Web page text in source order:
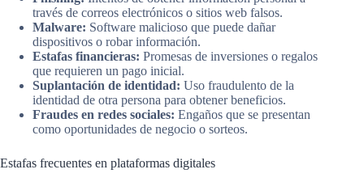
través de correos electrónicos o sitios web falsos.
Malware: Software malicioso que puede dañar
dispositivos o robar información.
Estafas financieras: Promesas de inversiones o regalos
que requieren un pago inicial.
Suplantación de identidad: Uso fraudulento de la
identidad de otra persona para obtener beneficios.
Fraudes en redes sociales: Engaños que se presentan
como oportunidades de negocio o sorteos.
Estafas frecuentes en plataformas digitales